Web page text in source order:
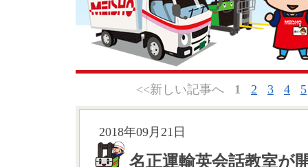
<<新しい記事へ 1 2 3 4 5
2018年09月21日
名正運輸英会話教室が